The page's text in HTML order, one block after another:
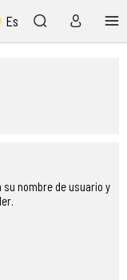
Es
nombre de usuario y